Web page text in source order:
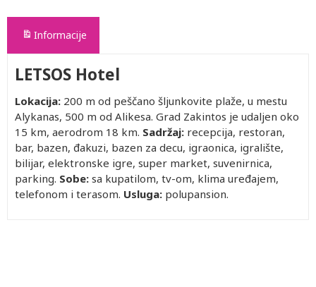
Informacije
LETSOS Hotel
Lokacija: 200 m od peščano šljunkovite plaže, u mestu
Alykanas, 500 m od Alikesa. Grad Zakintos je udaljen oko
15 km, aerodrom 18 km. Sadržaj: recepcija, restoran,
bar, bazen, đakuzi, bazen za decu, igraonica, igralište,
bilijar, elektronske igre, super market, suvenirnica,
parking. Sobe: sa kupatilom, tv-om, klima uređajem,
telefonom i terasom. Usluga: polupansion.